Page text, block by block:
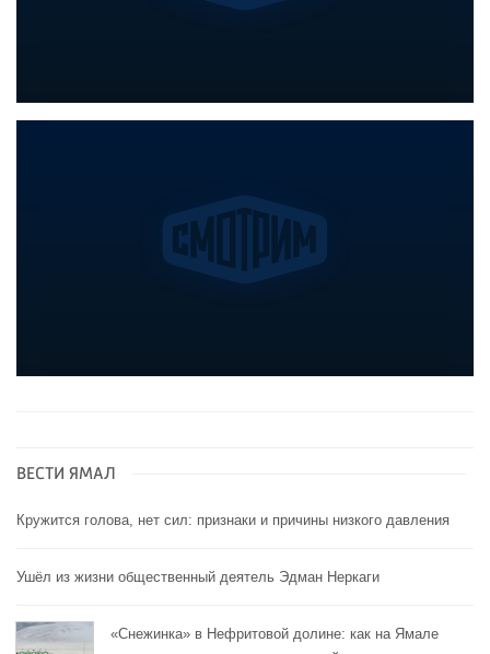
ВЕСТИ ЯМАЛ
Кружится голова, нет сил: признаки и причины низкого давления
Ушёл из жизни общественный деятель Эдман Неркаги
«Снежинка» в Нефритовой долине: как на Ямале